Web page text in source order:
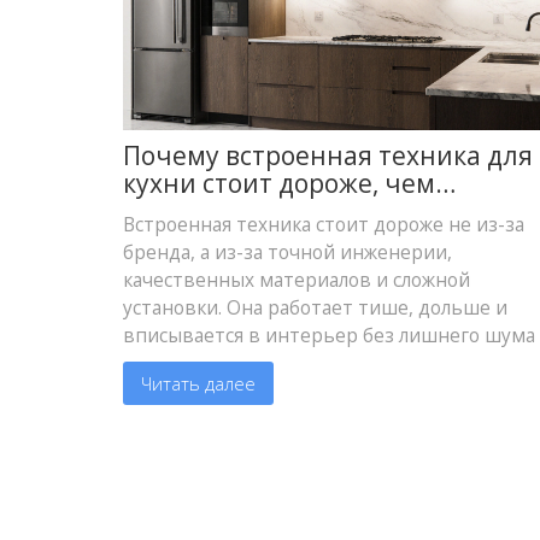
Почему встроенная техника для
кухни стоит дороже, чем
отдельно стоящая
Встроенная техника стоит дороже не из-за
бренда, а из-за точной инженерии,
качественных материалов и сложной
установки. Она работает тише, дольше и
вписывается в интерьер без лишнего шума
выступов.
Читать далее